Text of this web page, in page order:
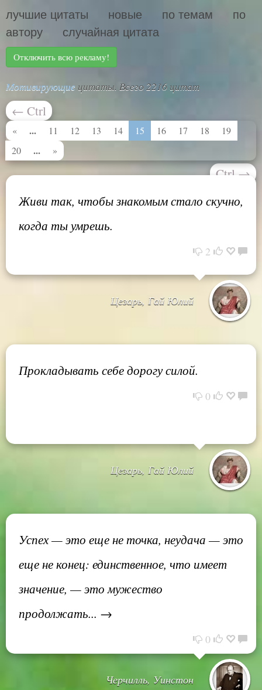
лучшие цитаты новые по темам
по
автору
случайная цитата
Отключить всю рекламу!
Мотивирующие цитаты. Всего 2216 цитат
← Ctrl
« ... 11 12 13 14 15 16 17 18
19
20
... »
Ctrl →
Живи так, чтобы знакомым стало скучно,
когда ты умрешь.
2
Цезарь, Гай Юлий
Прокладывать себе дорогу силой.
0
Цезарь, Гай Юлий
Успех — это еще не точка, неудача — это
еще не конец: единственное, что имеет
значение, — это мужество
продолжать... →
0
Черчилль, Уинстон